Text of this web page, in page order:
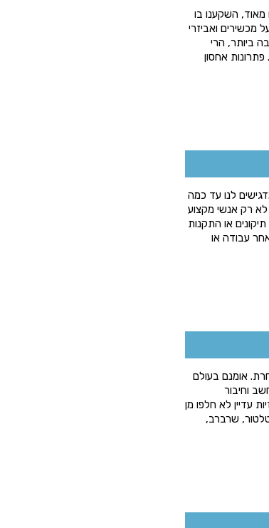
מאוד, השקענו בו
מכשירים ואביזרי
ביותר, הרי
אחסון
לנו עד כמה
לא רק אנשי מקצוע
או התקנות
עבודה או
אומנם בעולם
וחיבור
עדיין לא חלפו מן
שרברב,